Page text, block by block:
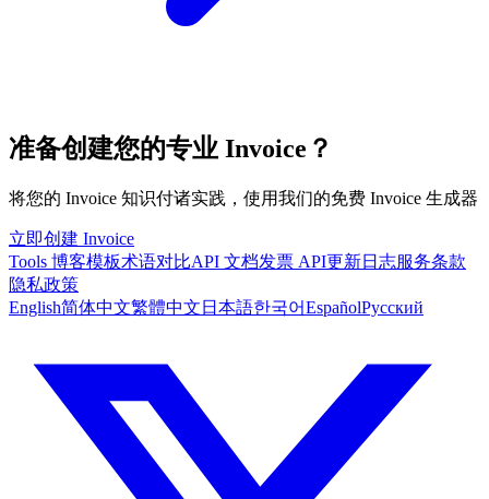
准备创建您的专业 Invoice？
将您的 Invoice 知识付诸实践，使用我们的免费 Invoice 生成器
立即创建 Invoice
Tools 博客模板术语对比API 文档发票 API更新日志服务条款
隐私政策
English简体中文繁體中文 日本語한국어EspañolРусский